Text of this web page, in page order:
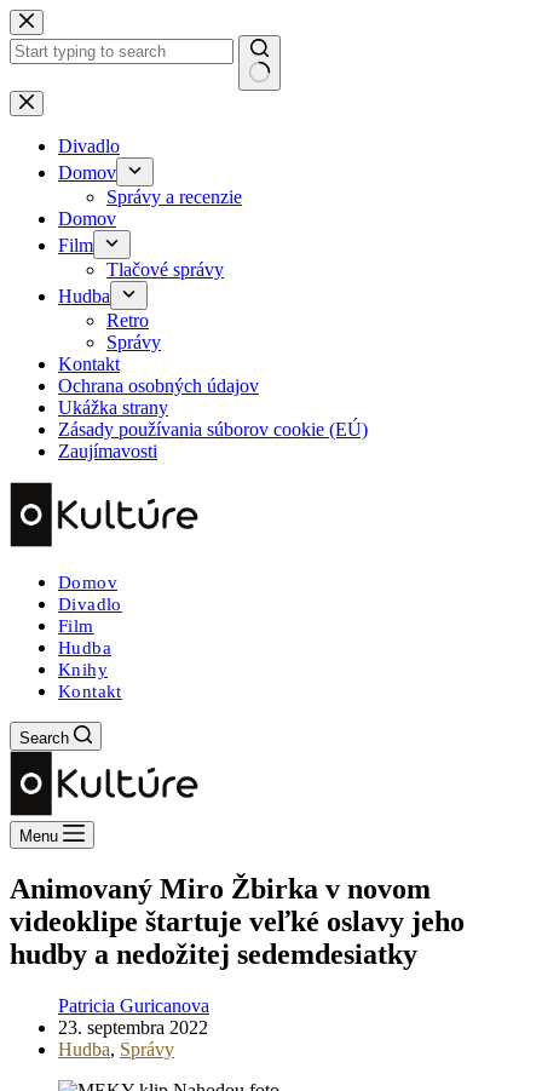
Skip
to
content
No
results
Divadlo
Domov
Správy a recenzie
Domov
Film
Tlačové správy
Hudba
Retro
Správy
Kontakt
Ochrana osobných údajov
Ukážka strany
Zásady používania súborov cookie (EÚ)
Zaujímavosti
Domov
Divadlo
Film
Hudba
Knihy
Kontakt
Search
Menu
Animovaný Miro Žbirka v novom
videoklipe štartuje veľké oslavy jeho
hudby a nedožitej sedemdesiatky
Patricia Guricanova
23. septembra 2022
Hudba, Správy